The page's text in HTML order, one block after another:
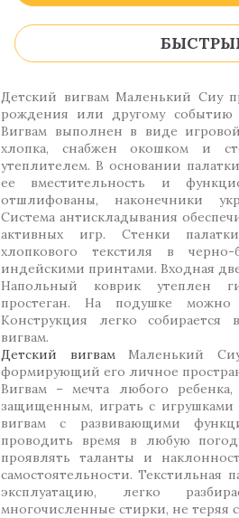
Детский вигвам Маленький Сиу
рождения или другому событию
Вигвам выполнен в виде
хлопка, снабжен окошком и
утеплителем. В основании
ее вместительность и
отшлифованы, наконечники
Система антискладывания
активных игр. Стенки
хлопкового текстиля в
индейскими принтами. Входная
Напольный коврик утеплен
простеган. На подушке
Конструкция легко собирается
вигвам.
Детский вигвамМаленький Сиу
формирующий его личное
Вигвам – мечта любого
защищенным, играть с игрушками
вигвам с развивающими
проводить время в любую
проявлять таланты и
самостоятельности. Текстильная
эксплуатацию, легко
многочисленные стирки, не теряя